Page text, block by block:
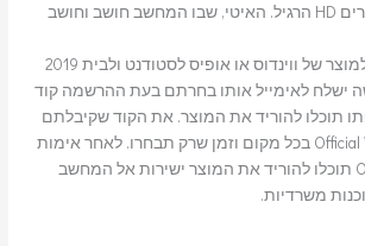
יותר מהישן שאנו מכירים HD הרגיל. האיטי, שבו המחשב חושב וחושב
קוד דיגיטלי (CDKEY) למוצר של ווינדוס או אופיס לסטודנט ולבית 2019
ישלח לאימייל אותו בחרתם בעת ההרשמה קוד
תוכלו להוריד את המוצר. את הקוד שקיבלתם
ניתן לפדות בOfficial Website בכל מקום וזמן שרק תבחרו. לאחר אימות
הקוד בOfficial Website תוכלו להוריד את המוצר ישירות אל המחשב
משרדיות.